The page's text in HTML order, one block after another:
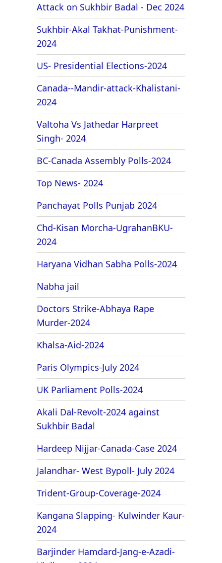
Attack on Sukhbir Badal - Dec 2024
Sukhbir-Akal Takhat-Punishment-
2024
US- Presidential Elections-2024
Canada--Mandir-attack-Khalistani-
2024
Valtoha Vs Jathedar Harpreet
Singh- 2024
BC-Canada Assembly Polls-2024
Top News- 2024
Panchayat Polls Punjab 2024
Chd-Kisan Morcha-UgrahanBKU-
2024
Haryana Vidhan Sabha Polls-2024
Nabha jail
Doctors Strike-Abhaya Rape
Murder-2024
Khalsa-Aid-2024
Paris Olympics-July 2024
UK Parliament Polls-2024
Akali Dal-Revolt-2024 against
Sukhbir Badal
Hardeep Nijjar-Canada-Case 2024
Jalandhar- West Bypoll- July 2024
Trident-Group-Coverage-2024
Kangana Slapping- Kulwinder Kaur-
2024
Barjinder Hamdard-Jang-e-Azadi-